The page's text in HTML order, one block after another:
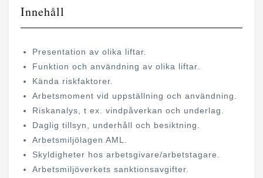
Innehåll
Presentation av olika liftar.
Funktion och användning av olika liftar.
Kända riskfaktorer.
Arbetsmoment vid uppställning och användning.
Riskanalys, t ex. vindpåverkan och underlag.
Daglig tillsyn, underhåll och besiktning.
Arbetsmiljölagen AML.
Skyldigheter hos arbetsgivare/arbetstagare.
Arbetsmiljöverkets sanktionsavgifter.